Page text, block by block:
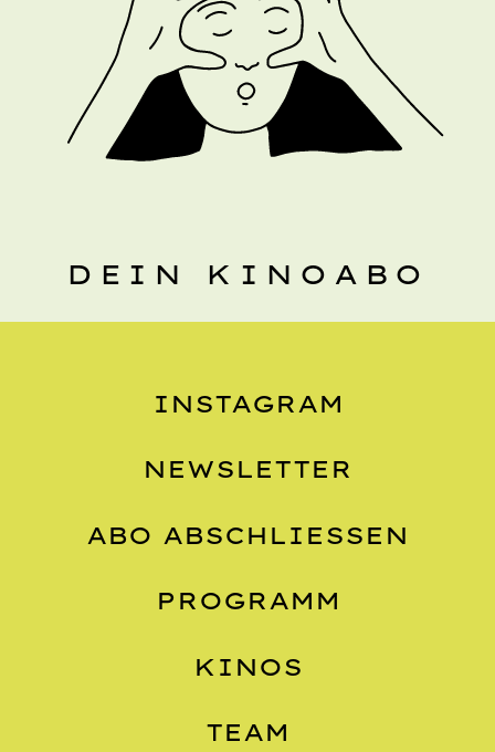
DEIN KINOABO
INSTAGRAM
NEWSLETTER
ABO ABSCHLIESSEN
PROGRAMM
KINOS
TEAM